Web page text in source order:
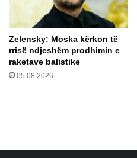
d
u
n
Zelensky: Moska kërkon të
rrisë ndjeshëm prodhimin e
raketave balistike
05.08.2026